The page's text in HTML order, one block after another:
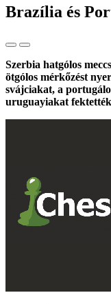
Brazília és
Szerbia hatgólos
ötgólos mérkőzést
svájciakat, a
uruguayiakat